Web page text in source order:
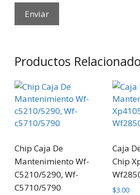
Productos
Chip Caja De
Mantenimiento Wf-
C5210/5290, Wf-
C5710/5790
Caja
Chip
$3.00